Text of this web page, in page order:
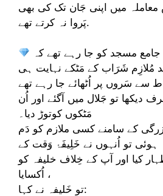
میں اپنی جَان تک کی بھی
پَروا نہ کرتے تھے.
مُلازِم شَرَاب کے مَٹکے نہایت ہی
دیکھا تو جَلال میں آگئے اور اُن
مَٹکوں کوتوڑ دیا۔
کے سامنے کسی ملازم کو دَم
ہوئی تو اُنہوں نے خَلِیفَۂ وَقت کے
کیا اور آپ کے خِلاف خليفہ کو
اُكسايا ،
تو خَليفہ نے کہا: